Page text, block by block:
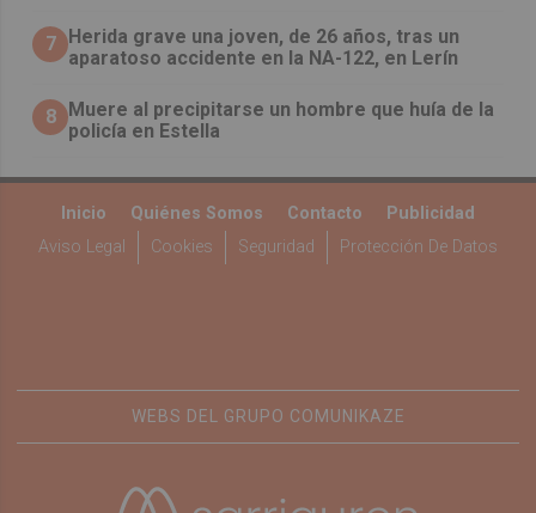
7 Herida grave una joven, de 26 años, tras un
aparatoso accidente en la NA-122, en Lerín
8 Muere al precipitarse un hombre que huía de la
policía en Estella
Inicio Quiénes Somos Contacto
Publicidad
Aviso Legal
Cookies Seguridad Protección De Datos
WEBS DEL GRUPO COMUNIKAZE